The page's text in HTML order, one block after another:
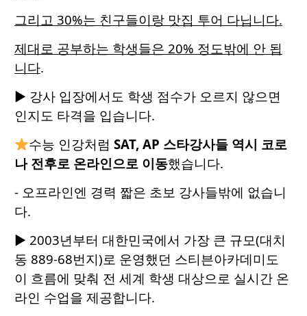
그리고 30%는 친구들이랑 맛집 투어 다닙니다.
제대로 공부하는 학생들은 20% 정도밖에 안 됩
니다.
▶ 강사 입장에서도 학생 점수가 오르지 않으면
인지도 타격을 입습니다.
수능 인강처럼SAT, AP 스타강사들 역시 코로
나 전후로 온라인으로 이동했습니다.
- 오프라인엔 경력 짧은 초보 강사들밖에 없습니
다.
▶ 2003년부터 대한민국에서 가장 큰 규모(대치
동 889-68번지)로 운영했던 스티븐아카데미도
이 흐름에 맞춰 전 세계 학생 대상으로 실시간 온
라인 수업을 제공합니다.